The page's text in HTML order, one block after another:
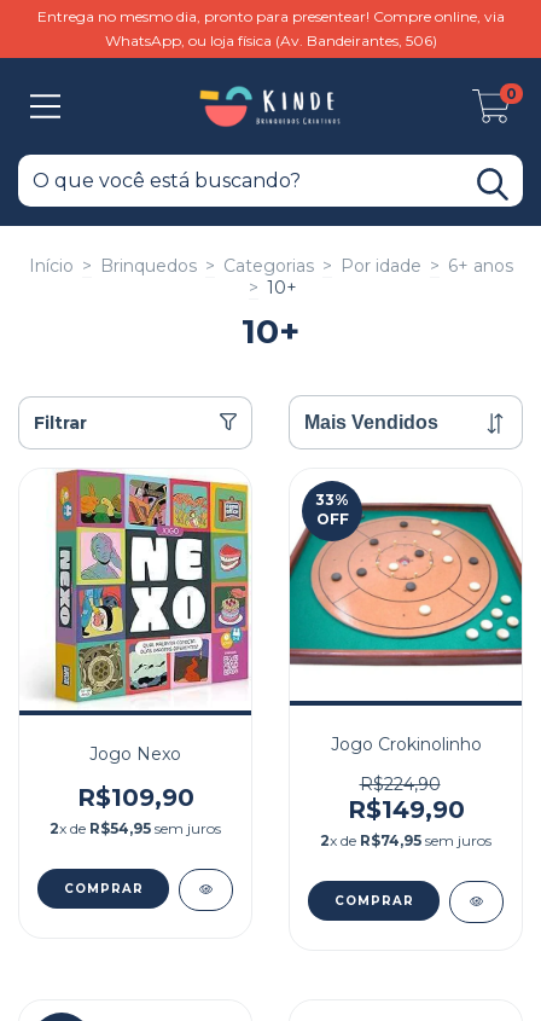
Entrega no mesmo dia, pronto para presentear! Compre online, via
WhatsApp, ou loja física (Av. Bandeirantes, 506)
0
Início > Brinquedos > Categorias > Por idade > 6+ anos
> 10+
10+
Filtrar
Jogo Nexo
R$109,90
2x de R$54,95 sem juros
33%
OFF
Jogo Crokinolinho
R$224,90
R$149,90
2x de R$74,95 sem juros